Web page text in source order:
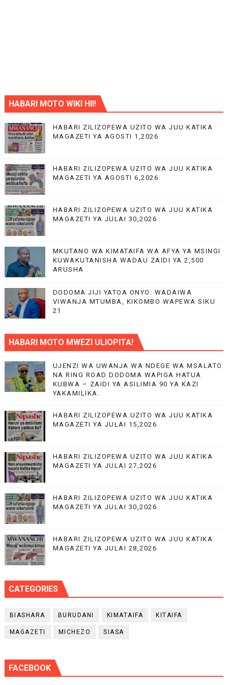
HABARI MOTO WIKI HII!
HABARI ZILIZOPEWA UZITO WA JUU KATIKA
MAGAZETI YA AGOSTI 1,2026
HABARI ZILIZOPEWA UZITO WA JUU KATIKA
MAGAZETI YA AGOSTI 6,2026
HABARI ZILIZOPEWA UZITO WA JUU KATIKA
MAGAZETI YA JULAI 30,2026
MKUTANO WA KIMATAIFA WA AFYA YA MSINGI
KUWAKUTANISHA WADAU ZAIDI YA 2,500
ARUSHA
DODOMA JIJI YATOA ONYO: WADAIWA
VIWANJA MTUMBA, KIKOMBO WAPEWA SIKU
21
HABARI MOTO MWEZI ULIOPITA!
UJENZI WA UWANJA WA NDEGE WA MSALATO
NA RING ROAD DODOMA WAPIGA HATUA
KUBWA – ZAIDI YA ASILIMIA 90 YA KAZI
YAKAMILIKA.
HABARI ZILIZOPEWA UZITO WA JUU KATIKA
MAGAZETI YA JULAI 15,2026
HABARI ZILIZOPEWA UZITO WA JUU KATIKA
MAGAZETI YA JULAI 27,2026
HABARI ZILIZOPEWA UZITO WA JUU KATIKA
MAGAZETI YA JULAI 30,2026
HABARI ZILIZOPEWA UZITO WA JUU KATIKA
MAGAZETI YA JULAI 28,2026
CATEGORIES
BIASHARA BURUDANI KIMATAIFA KITAIFA
MAGAZETI MICHEZO SIASA
FACEBOOK